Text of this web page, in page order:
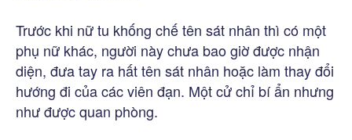
Trước khi nữ tu khống chế tên sát nhân thì có một
phụ nữ khác, người này chưa bao giờ được nhận
diện, đưa tay ra hất tên sát nhân hoặc làm thay đổi
hướng đi của các viên đạn. Một cử chỉ bí ẩn nhưng
như được quan phòng.